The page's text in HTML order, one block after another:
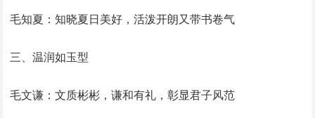
毛知夏：知晓夏日美好，活泼开朗又带书卷气
三、温润如玉型
毛文谦：文质彬彬，谦和有礼，彰显君子风范